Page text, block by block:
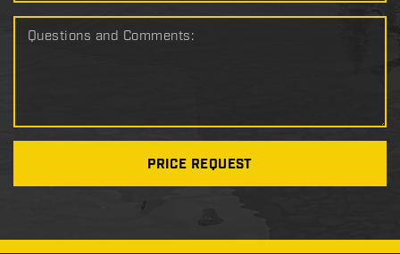
Questions and Comments:
PRICE REQUEST